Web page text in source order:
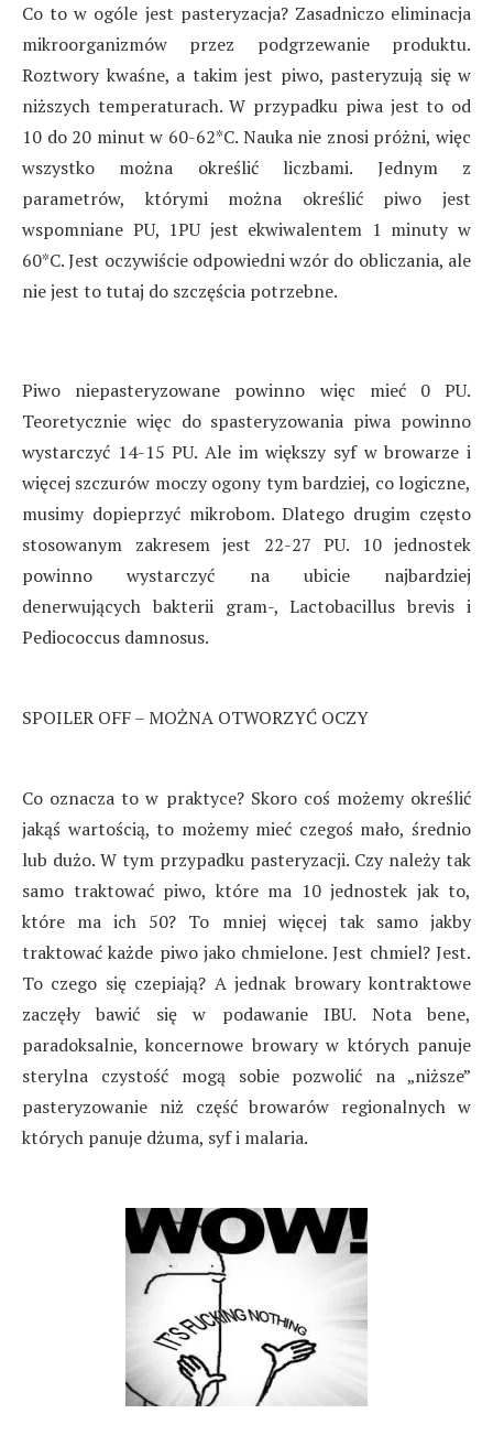
Co to w ogóle jest pasteryzacja? Zasadniczo eliminacja
mikroorganizmów przez podgrzewanie produktu.
Roztwory kwaśne, a takim jest piwo, pasteryzują się w
niższych temperaturach. W przypadku piwa jest to od
10 do 20 minut w 60-62*C. Nauka nie znosi próżni, więc
wszystko można określić liczbami. Jednym z
parametrów, którymi można określić piwo jest
wspomniane PU, 1PU jest ekwiwalentem 1 minuty w
60*C. Jest oczywiście odpowiedni wzór do obliczania, ale
nie jest to tutaj do szczęścia potrzebne.
Piwo niepasteryzowane powinno więc mieć 0 PU.
Teoretycznie więc do spasteryzowania piwa powinno
wystarczyć 14-15 PU. Ale im większy syf w browarze i
więcej szczurów moczy ogony tym bardziej, co logiczne,
musimy dopieprzyć mikrobom. Dlatego drugim często
stosowanym zakresem jest 22-27 PU. 10 jednostek
powinno wystarczyć na ubicie najbardziej
denerwujących bakterii gram-, Lactobacillus brevis i
Pediococcus damnosus.
SPOILER OFF – MOŻNA OTWORZYĆ OCZY
Co oznacza to w praktyce? Skoro coś możemy określić
jakąś wartością, to możemy mieć czegoś mało, średnio
lub dużo. W tym przypadku pasteryzacji. Czy należy tak
samo traktować piwo, które ma 10 jednostek jak to,
które ma ich 50? To mniej więcej tak samo jakby
traktować każde piwo jako chmielone. Jest chmiel? Jest.
To czego się czepiają? A jednak browary kontraktowe
zaczęły bawić się w podawanie IBU. Nota bene,
paradoksalnie, koncernowe browary w których panuje
sterylna czystość mogą sobie pozwolić na „niższe”
pasteryzowanie niż część browarów regionalnych w
których panuje dżuma, syf i malaria.